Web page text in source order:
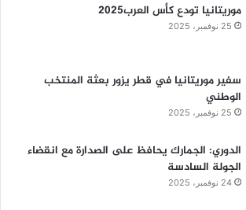
موريتانيا تودع كأس العرب2025
25 نوفمبر، 2025
سفير موريتانيا في قطر يزور بعثة المنتخب
الوطني
25 نوفمبر، 2025
الدوري: الجمارك يحافظ على الصدارة مع انقضاء
الجولة السادسة
24 نوفمبر، 2025